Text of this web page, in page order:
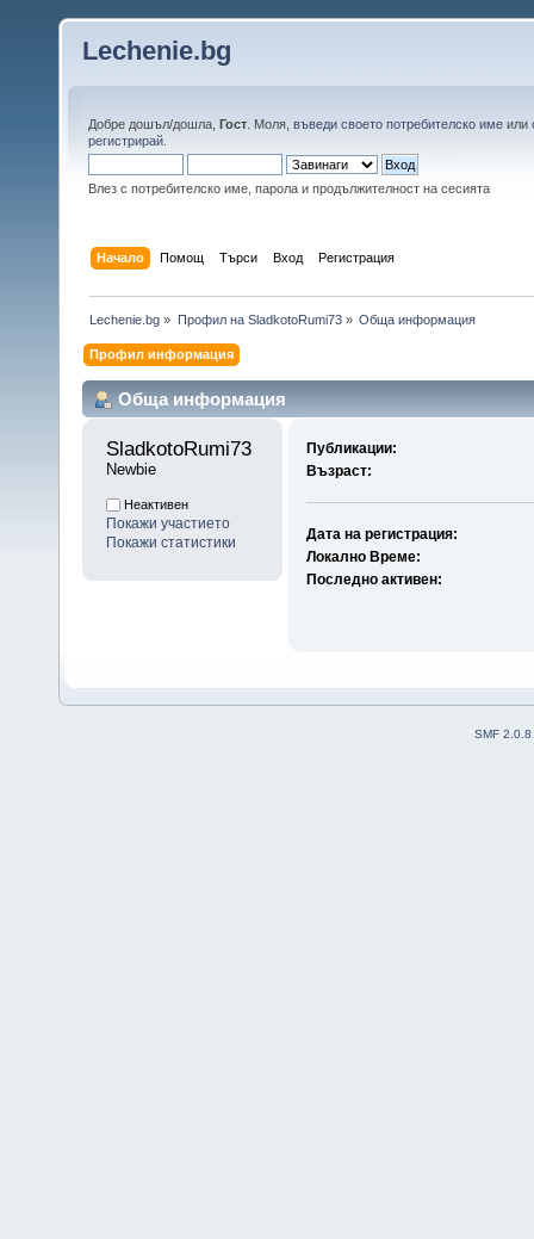
Lechenie.bg
Добре дошъл/дошла, Гост . Моля, въведи своето потребителско име или
регистрирай
Влез с потребителско име, парола и продължителност на сесията
Начало Помощ Търси Вход Регистрация
Lechenie.bg » Профил на SladkotoRumi73» Обща информация
Профил информация
Обща информация
SladkotoRumi73
Newbie
Неактивен
Покажи участието
Покажи статистики
Публикации:
Възраст:
Дата на регистрация:
Локално Време:
Последно активен:
SMF 2.0.8